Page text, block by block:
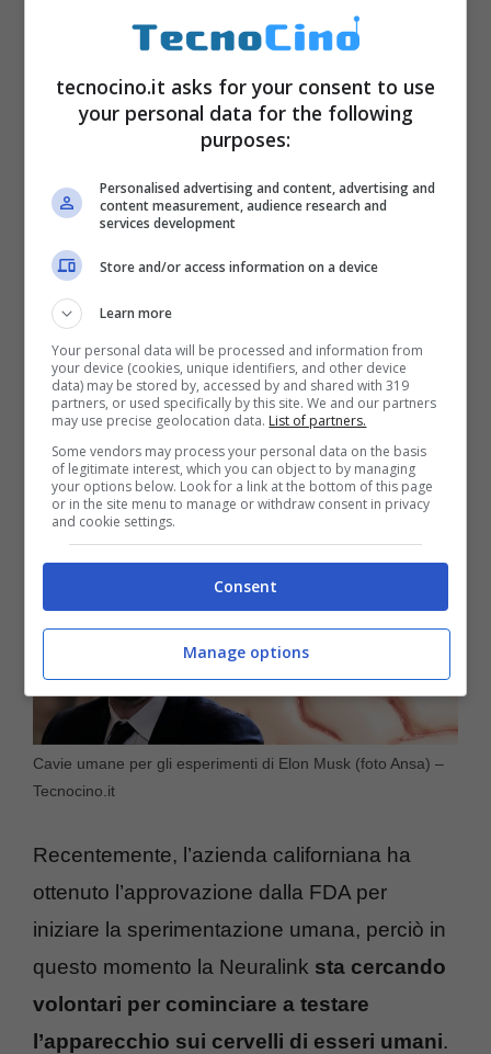
quale si occupa proprio di
neurotecnologie. Quest’ultima è stata
inaugurata pubblicamente nel 2017 e la sua
sede si trova a Fremont, in California. Negli
ultimi anni Neuralink ha lavorato per creare
un dispositivo che fosse in grado di inserire
nel cervello dei fili molto sottili e, soprattutto,
ha condotto esperimenti sui cervelli dei topi
per dimostrare la lettura di informazioni
attraverso 1500 elettrodi, i quali dovrebbero
essere 15 volte migliori degli attuali sistemi
utilizzati per il cervello umano.
Cavie umane per gli esperimenti di Elon Musk (foto Ansa) –
Tecnocino.it
Recentemente, l’azienda californiana ha
ottenuto l’approvazione dalla FDA per
iniziare la sperimentazione umana, perciò in
questo momento la Neuralink sta cercando
volontari per cominciare a testare
l’apparecchio sui cervelli di esseri umani.
tecnocino.it asks for your consent to use
your personal data for the following
purposes:
Personalised advertising and content, advertising and
content measurement, audience research and
services development
Store and/or access information on a device
Learn more
Your personal data will be processed and information from
your device (cookies, unique identifiers, and other device
data) may be stored by, accessed by and shared with 319
partners, or used specifically by this site. We and our partners
may use precise geolocation data. List of partners.
Some vendors may process your personal data on the basis
of legitimate interest, which you can object to by managing
your options below. Look for a link at the bottom of this page
or in the site menu to manage or withdraw consent in privacy
and cookie settings.
Consent
Manage options